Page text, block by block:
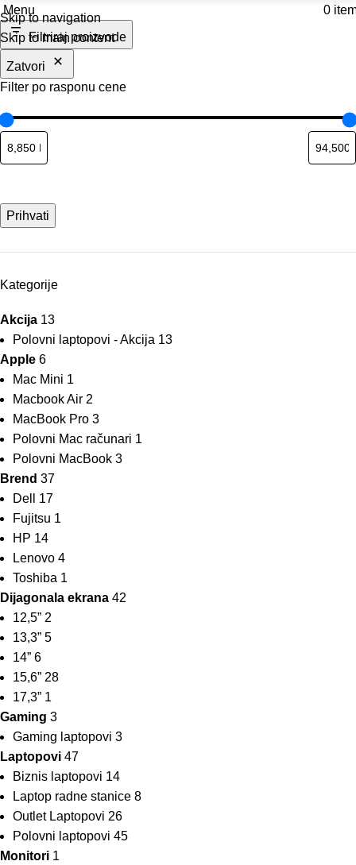
Skip to navigation
Skip to main content
Menu 0
Filtriraj proizvode
Zatvori
Filter po rasponu cene
Prihvati
Kategorije
Akcija 13
Polovni laptopovi - Akcija 13
Apple 6
Mac Mini 1
Macbook Air 2
MacBook Pro 3
Polovni Mac računari 1
Polovni MacBook 3
Brend 37
Dell
17
Fujitsu 1
HP 14
Lenovo 4
Toshiba 1
Dijagonala ekrana 42
12,5” 2
13,3” 5
14” 6
15,6” 28
17,3” 1
Gaming 3
Gaming laptopovi 3
Laptopovi 47
Biznis laptopovi 14
Laptop radne stanice 8
Outlet Laptopovi 26
Polovni laptopovi 45
Monitori 1